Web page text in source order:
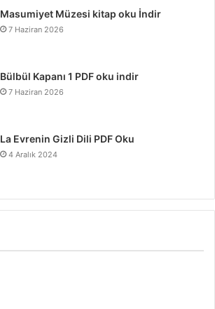
Masumiyet Müzesi kitap oku İndir
7 Haziran 2026
Bülbül Kapanı 1 PDF oku indir
7 Haziran 2026
La Evrenin Gizli Dili PDF Oku
4 Aralık 2024